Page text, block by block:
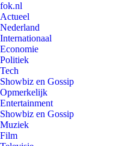
fok.nl
Actueel
Nederland
Internationaal
Economie
Politiek
Tech
Showbiz en Gossip
Opmerkelijk
Entertainment
Showbiz en Gossip
Muziek
Film